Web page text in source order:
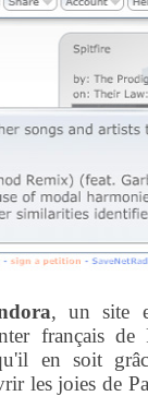
, un site
français
en soit
les joies de